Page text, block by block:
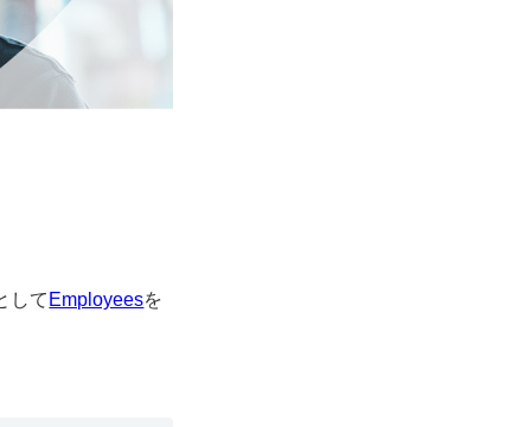
して Employeesを